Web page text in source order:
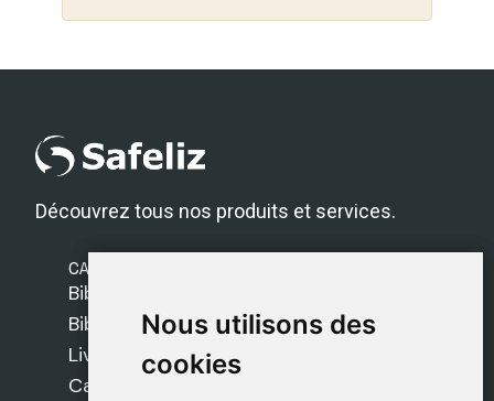
Nous utilisons des
cookies
Nous utilisons des
cookies
Découvrez tous nos produits et services.
CATÉGORIES
Bibles Safeliz
Bibles
Livres
Cadeaux